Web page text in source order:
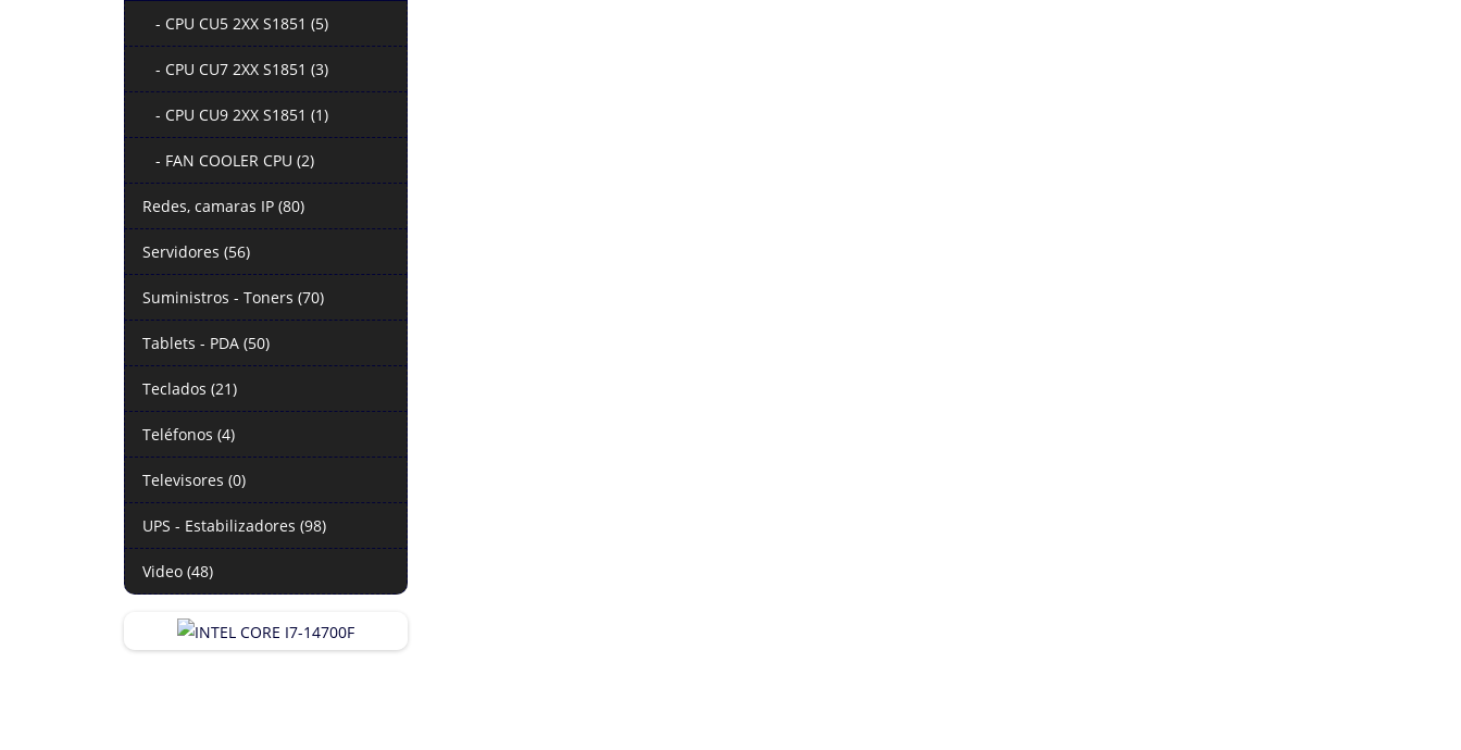
- CPU CU5 2XX S1851 (5)
- CPU CU7 2XX S1851 (3)
- CPU CU9 2XX S1851 (1)
- FAN COOLER CPU (2)
Redes, camaras IP (80)
Servidores (56)
Suministros - Toners (70)
Tablets - PDA (50)
Teclados (21)
Teléfonos (4)
Televisores (0)
UPS - Estabilizadores (98)
Video (48)